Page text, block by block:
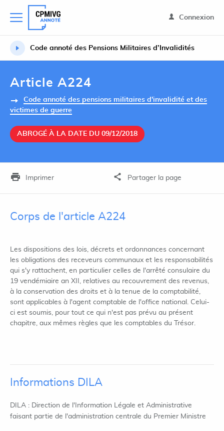
Connexion
Code annoté des Pensions Militaires d’Invalidités
Article A224
Code annoté des pensions militaires d'invalidité et des
victimes de guerre
ABROGÉ À LA DATE DU 09/12/2018
Imprimer Partager la page
Corps de l'article A224
Les dispositions des lois, décrets et ordonnances concernant
les obligations des receveurs communaux et les responsabilités
qui s'y rattachent, en particulier celles de l'arrêté consulaire du
19 vendémiaire an XII, relatives au recouvrement des revenus,
à la conservation des droits et à la tenue de la comptabilité,
sont applicables à l'agent comptable de l'office national. Celui-
ci est soumis, pour tout ce qui n'est pas prévu au présent
chapitre, aux mêmes règles que les comptables du Trésor.
Informations DILA
DILA : Direction de l'Information Légale et Administrative
faisant partie de l'administration centrale du Premier Ministre